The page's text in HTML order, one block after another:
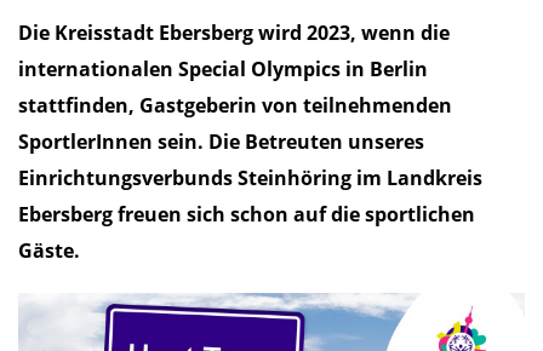
Die Kreisstadt Ebersberg wird 2023, wenn die
internationalen Special Olympics in Berlin
stattfinden, Gastgeberin von teilnehmenden
SportlerInnen sein. Die Betreuten unseres
Einrichtungsverbunds Steinhöring im Landkreis
Ebersberg freuen sich schon auf die sportlichen
Gäste.